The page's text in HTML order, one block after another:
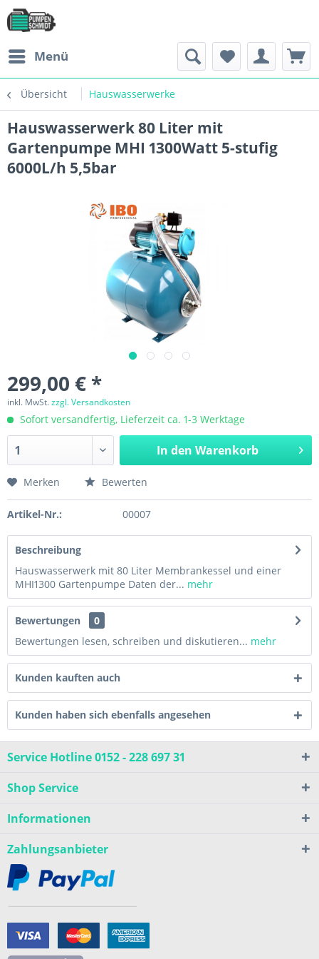
Menü
Übersicht Hauswasserwerke
Hauswasserwerk 80 Liter mit
Gartenpumpe MHI 1300Watt 5-stufig
6000L/h 5,5bar
299,00 € *
inkl. MwSt.zzgl. Versandkosten
Sofort versandfertig, Lieferzeit ca. 1-3 Werktage
In den Warenkorb
Merken Bewerten
Artikel-Nr.: 00007
Beschreibung
Hauswasserwerk mit 80 Liter Membrankessel und einer
MHI1300 Gartenpumpe Daten der... mehr
Bewertungen
0
Bewertungen lesen, schreiben und diskutieren... mehr
Kunden kauften auch
Kunden haben sich ebenfalls angesehen
Service Hotline 0152 - 228 697 31
Shop Service
Informationen
Zahlungsanbieter